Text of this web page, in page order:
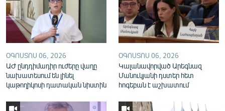
English
Русский
ՀԵՏԵՎԵՔ ՄԵԶ
ՕԳՈՍՏՈՍ 06, 2026
ԱԺ ընդդիմադիր ուժերը վաղը
նախատեսում են լինել
կաթողիկոսի դատական նիստին
ՕԳՈՍՏՈՍ 06, 2026
Կալանավորված Արեգնազ
Մանուկյանի դստեր հետ
հոգեբան է աշխատում